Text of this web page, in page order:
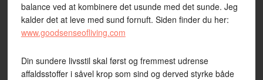
balance ved at kombinere det usunde med det sunde. Jeg
kalder det at leve med sund fornuft. Siden finder du her:
www.goodsenseofliving.com
Din sundere livsstil skal først og fremmest udrense
affaldsstoffer i såvel krop som sind og derved styrke både